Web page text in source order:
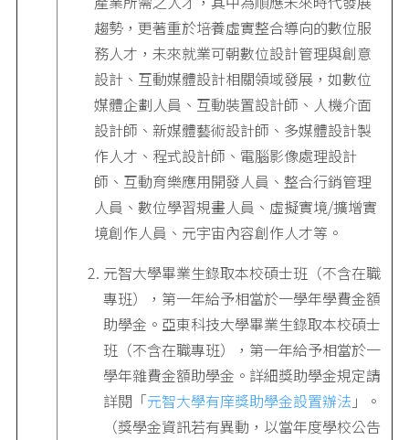
趨勢，更著重於培養虛實整合導向的數位服
務人才，未來就業可朝數位設計管理與創意
設計、互動媒體設計相關領域發展，如數位
媒體企劃人員、互動裝置設計師、人機介面
設計師、新媒體藝術設計師、多媒體設計製
作人才、程式設計師、電腦影像處理設計
師、互動育樂應用開發人員、整合行銷管理
人員、數位學習規畫人員、虛擬實境/擴增實
境創作人員、元宇宙內容創作人才等。
元智大學畢業生錄取本校碩士班（不含在職
專班），第一年給予相當於一學年學費金額
助學金。亞東科技大學畢業生錄取本校碩士
班（不含在職專班），第一年給予相當於一
學年雜費金額助學金。詳細獎助學金規定請
詳閱「元智大學有庠獎助學金設置辦法 」。
（獎學金資訊若有異動，以當年度學校公告